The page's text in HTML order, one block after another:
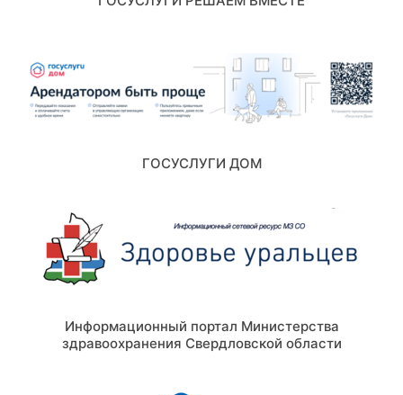
ГОСУСЛУГИ ДОМ
Информационный портал Министерства
здравоохранения Свердловской области